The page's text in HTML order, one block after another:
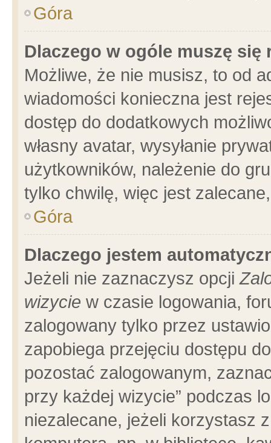
Góra
Dlaczego w ogóle muszę się
Możliwe, że nie musisz, to od
wiadomości konieczna jest
dostęp do dodatkowych
własny avatar, wysyłanie
użytkowników, należenie do
tylko chwilę, więc jest
Góra
Dlaczego jestem
Jeżeli nie zaznaczysz opcji
wizycie w czasie logowania,
zalogowany tylko przez
zapobiega przejęciu dostępu
pozostać zalogowanym,
przy każdej wizycie” podczas
niezalecane, jeżeli korzystasz